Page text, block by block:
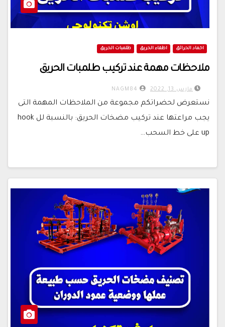
اخماد الحرائق اطفاء الحريق طلمبات الحريق
ملاحظات مهمة عند تركيب طلمبات الحريق
مارس 13, 2022
نستعرض لحضراتكم مجموعة من الملاحظات المهمة التى
يجب مراعتها عند تركيب مضخات الحريق: بالنسبة لل hook
up على خط السحب…